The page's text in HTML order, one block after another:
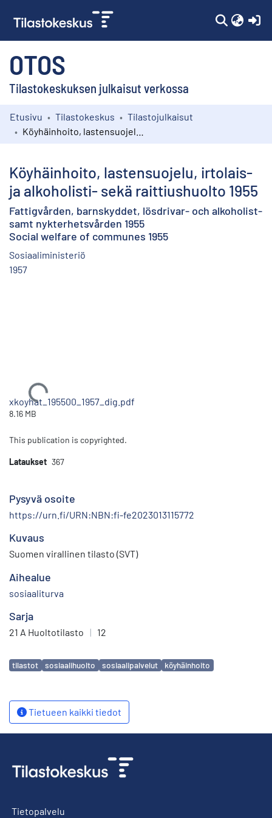
OTOS
Tilastokeskuksen julkaisut verkossa
Kokoelmat
Etusivu Tilastokeskus
Tilastojulkaisut
Köyhäinhoito, lastensuojelu, irtolais-
ja alkoholisti- sekä raittiushuolto 1955
Fattigvården, barnskyddet, lösdrivar- och alkoholist-
samt nykterhetsvården 1955
Social welfare of communes 1955
Sosiaaliministeriö
1957
Ladataan...
xkoyhat_195500_1957_dig.pdf
8.16 MB
This publication is copyrighted.
Lataukset 367
Pysyvä osoite
https://urn.fi/URN:NBN:fi-fe2023013115772
Kuvaus
Suomen virallinen tilasto (SVT)
Aihealue
sosiaaliturva
Sarja
21 A Huoltotilasto | 12
Avainsanat
tilastot sosiaalihuolto sosiaalipalvelut köyhäinhoito
Tietueen kaikki tiedot
Tietopalvelu